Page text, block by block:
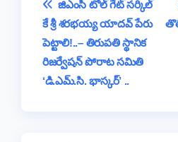
o
o
k
p
p
Post
navigation
​ జిఎంసి టోల్ గేట్ సర్కిల్‌
కే శ్రీ శరభయ్య యాదవ్ పేరు
పెట్టాలి!..​– తిరుపతి స్థానిక
రిజర్వేషన్ పోరాట సమితి
‘డి.ఎమ్.సి. భాస్కర్’ ..